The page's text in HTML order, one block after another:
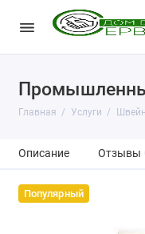
Главная Услуги
Описание Отзывы
Популярный